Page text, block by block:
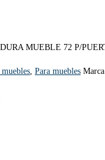
MUEBLE 72 P/
Para muebles